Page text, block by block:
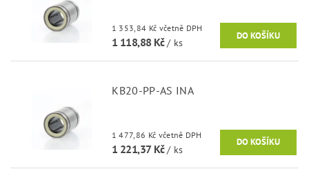
1 353,84 Kč včetně DPH
1 118,88 Kč/ ks
KB20-PP-AS INA
1 477,86 Kč včetně DPH
1 221,37 Kč/ ks